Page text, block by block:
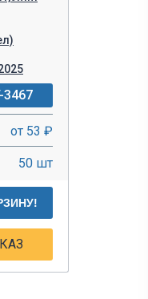
3467
от 53 ₽
50 шт